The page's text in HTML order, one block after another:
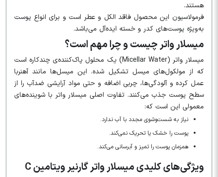
هستند.
فرمولاسیون این محصول فاقد الکل و عطر است و برای انواع پوست
به‌ویژه پوست‌های کدر و خسته ایده‌آل می‌باشد.
میسلار واتر چیست و چرا مهم است؟
میسلار واتر (Micellar Water) یک محلول پاک‌کننده‌ی چندکاره است
که از مولکول‌های میسل تشکیل شده. این میسل‌ها مانند آهنربا
عمل کرده و آلودگی‌ها، چربی اضافه و حتی مواد آرایشی ضدآب را از
سطح پوست جذب می‌کنند. تفاوت اصلی میسلار واتر با شوینده‌های
معمولی این است که:
نیاز به شست‌وشوی مجدد با آب ندارد.
پوست را خشک یا تحریک نمی‌کند.
همزمان پوست را تمیز و آبرسانی می‌کند.
ویژگی‌های کلیدی میسلار واتر گارنیر ویتامین C